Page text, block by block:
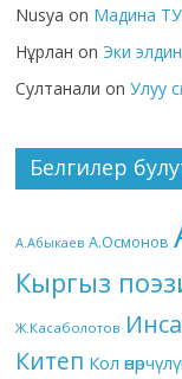
Nusya on Мадина
Нұрлан on Эки
Султанали onУлуу
Белгилер
А.Абыкаев А.Осмонов
Кыргыз
Ж.Касаболотов
Китеп Кол